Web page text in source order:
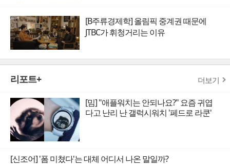
[B주류경제학] 올림픽 중계권 때문에
JTBC가 휘청거리는 이유
리포트+ 더보기
[밈] "애플워치는 안되나요?" 요즘 귀엽
다고 난리 난 갤럭시워치 '페드로 라쿤'
[신조어] '폼 미쳤다'는 대체 어디서 나온 말일까?